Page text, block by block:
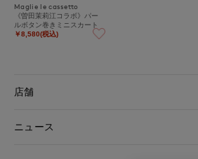
Maglie le cassetto
《曽田茉莉江コラボ》パー
ルボタン巻きミニスカート
￥8,580(税込)
店舗
ニュース